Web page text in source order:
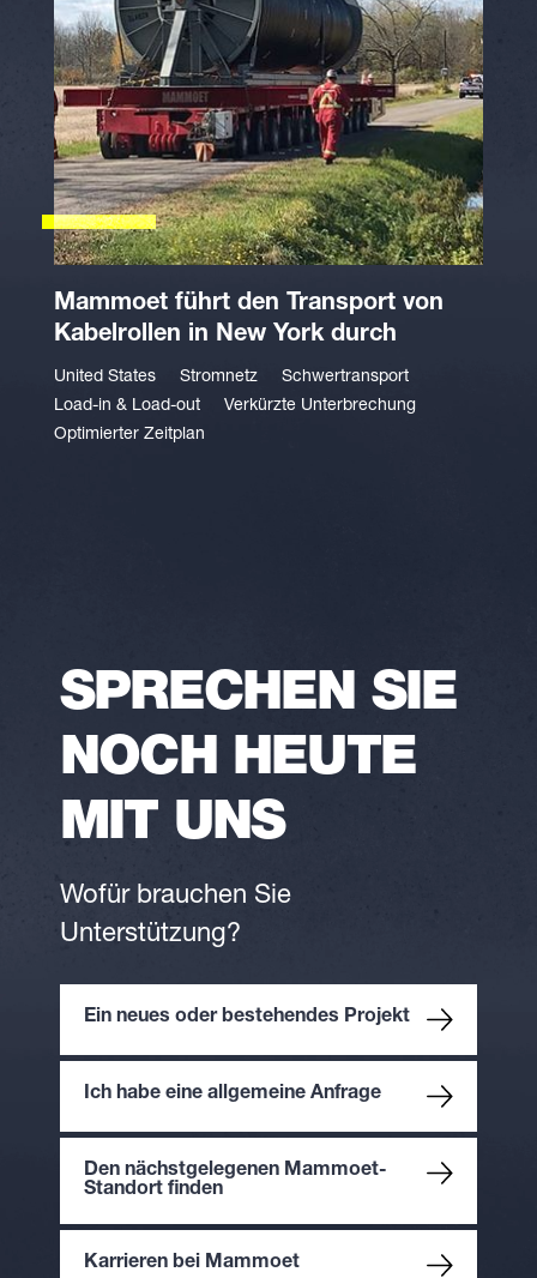
Mammoet führt den Transport von
Kabelrollen in New York durch
United States Stromnetz
Schwertransport
Load-in & Load-out
Verkürzte Unterbrechung
Optimierter Zeitplan
SPRECHEN SIE
NOCH HEUTE
MIT UNS
Wofür brauchen Sie
Unterstützung?
Ein neues oder bestehendes Projekt
Ich habe eine allgemeine Anfrage
Den nächstgelegenen Mammoet-
Standort finden
Karrieren bei Mammoet